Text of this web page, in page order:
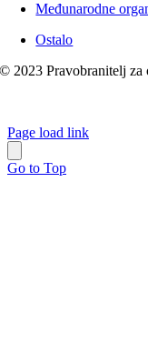
Međunarodne
Ostalo
© 2023 Pravobranitelj
Page load link
Go to Top